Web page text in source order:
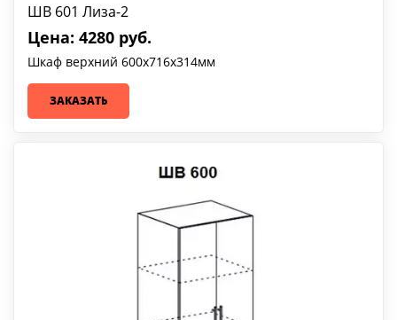
ШВ 601 Лиза-2
Цена: 4280 руб.
Шкаф верхний 600х716х314мм
ЗАКАЗАТЬ